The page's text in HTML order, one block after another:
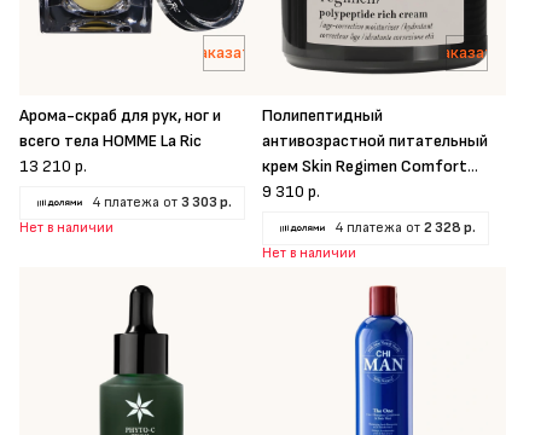
Заказать
Арома-скраб для рук, ног и
всего тела HOMME La Ric
13 210 р.
4 платежа от 3 303 р.
Нет в наличии
Заказать
Полипептидный
антивозрастной питательный
крем Skin Regimen Comfort
Zone
9 310 р.
4 платежа от 2 328 р.
Нет в наличии